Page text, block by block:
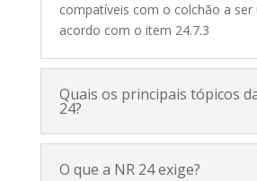
compatíveis com o colchão a ser
acordo com o item 24.7.3
Quais os principais tópicos
24?
O que a NR 24 exige?